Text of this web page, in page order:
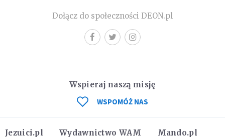
Dołącz do społeczności DEON.pl
Jezuici.pl Wydawnictwo WAM Mando.pl
Wspieraj naszą misję
WSPOMÓŻ NAS